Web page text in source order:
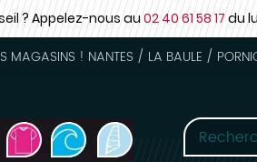
? Appelez-nous au02 40 61 58 17 du
MAGASINS ! NANTES / LA BAULE /